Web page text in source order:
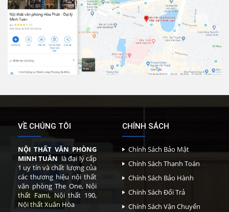
VỀ CHÚNG TÔI
NỘI THẤT VĂN PHÒNG
MINH TUÂN là đại lý cấp
1 uy tín và chất lượng của
các thương hiệu nội thất
văn phòng The One, Nội
thất Fami, Nội thất 190,
Nội thất Xuân Hòa
CHÍNH SÁCH
Chính Sách Bảo Mật
Chính Sách Thanh Toán
Chính Sách Bảo Hành
Chính Sách Đổi Trả
Chính Sách Vận Chuyển